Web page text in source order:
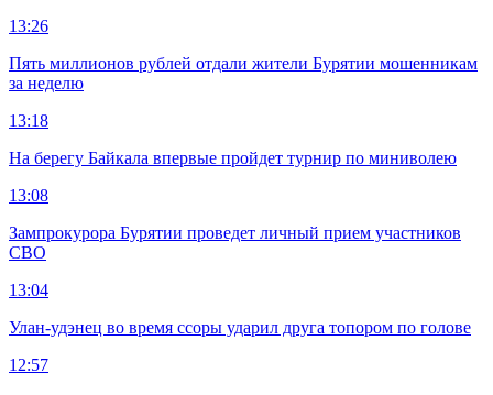
13:26
Пять миллионов рублей отдали жители Бурятии мошенникам
за неделю
13:18
На берегу Байкала впервые пройдет турнир по миниволею
13:08
Зампрокурора Бурятии проведет личный прием участников
СВО
13:04
Улан-удэнец во время ссоры ударил друга топором по голове
12:57